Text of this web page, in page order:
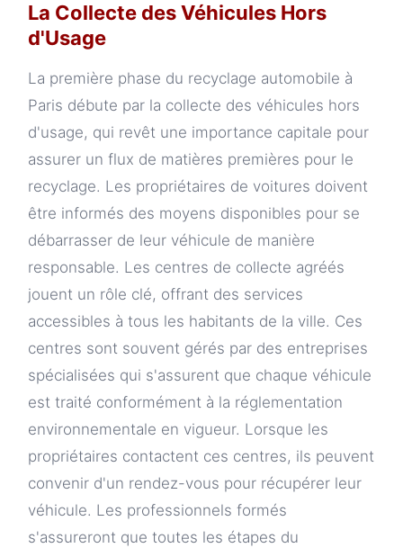
La Collecte des Véhicules Hors
d'Usage
La première phase du recyclage automobile à
Paris débute par la collecte des véhicules hors
d'usage, qui revêt une importance capitale pour
assurer un flux de matières premières pour le
recyclage. Les propriétaires de voitures doivent
être informés des moyens disponibles pour se
débarrasser de leur véhicule de manière
responsable. Les centres de collecte agréés
jouent un rôle clé, offrant des services
accessibles à tous les habitants de la ville. Ces
centres sont souvent gérés par des entreprises
spécialisées qui s'assurent que chaque véhicule
est traité conformément à la réglementation
environnementale en vigueur. Lorsque les
propriétaires contactent ces centres, ils peuvent
convenir d'un rendez-vous pour récupérer leur
véhicule. Les professionnels formés
s'assureront que toutes les étapes du